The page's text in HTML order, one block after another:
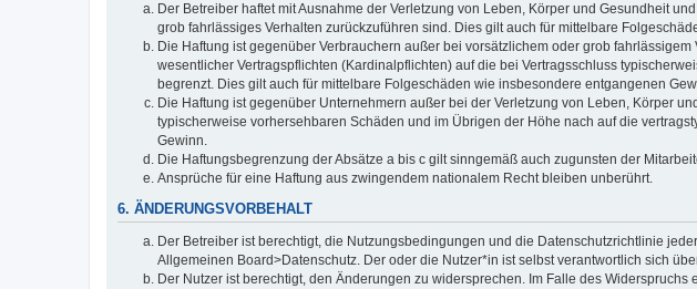
Der Betreiber haftet mit Ausnahme der Verletzung von Leben, Körper und Gesundheit
grob fahrlässiges Verhalten zurückzuführen sind. Dies gilt auch für mittelbare
Die Haftung ist gegenüber Verbrauchern außer bei vorsätzlichem oder grob
wesentlicher Vertragspflichten (Kardinalpflichten) auf die bei Vertragsschluss
begrenzt. Dies gilt auch für mittelbare Folgeschäden wie insbesondere entgangenen
Die Haftung ist gegenüber Unternehmern außer bei der Verletzung von Leben, Körper
typischerweise vorhersehbaren Schäden und im Übrigen der Höhe nach auf die
Gewinn.
Die Haftungsbegrenzung der Absätze a bis c gilt sinngemäß auch zugunsten der
Ansprüche für eine Haftung aus zwingendem nationalem Recht bleiben unberührt.
6. ÄNDERUNGSVORBEHALT
Der Betreiber ist berechtigt, die Nutzungsbedingungen und die Datenschutzrichtlinie
Allgemeinen Board>Datenschutz. Der oder die Nutzer*in ist selbst verantwortlich sich
Der Nutzer ist berechtigt, den Änderungen zu widersprechen. Im Falle des